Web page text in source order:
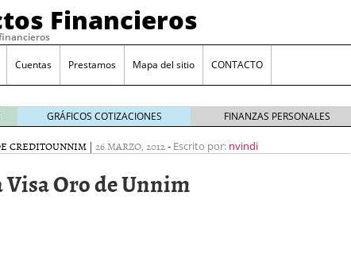
Financieros
Cuentas Prestamos Mapa del sitio CONTACTO
GRÁFICOS COTIZACIONES FINANZAS PERSONALES
CREDITOUNNIM | 26 MARZO, 2012- Escrito por: nvindi
Oro de Unnim